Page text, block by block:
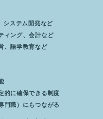
システム開発など
ィング、会計など
、語学教育など
的に確保できる制度
門職）にもつながる